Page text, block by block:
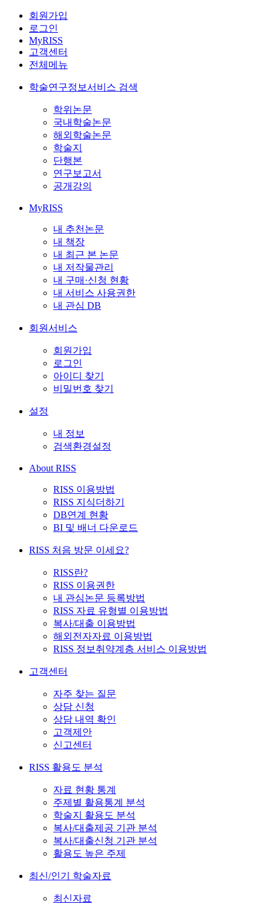
회원가입
로그인
MyRISS
고객센터
전체메뉴
학술연구정보서비스 검색
학위논문
국내학술논문
해외학술논문
학술지
단행본
연구보고서
공개강의
MyRISS
내 추천논문
내 책장
내 최근 본 논문
내 저작물관리
내 구매·신청 현황
내 서비스 사용권한
내 관심 DB
회원서비스
회원가입
로그인
아이디 찾기
비밀번호 찾기
설정
내 정보
검색환경설정
About RISS
RISS 이용방법
RISS 지식더하기
DB연계 현황
BI 및 배너 다운로드
RISS 처음 방문 이세요?
RISS란?
RISS 이용권한
내 관심논문 등록방법
RISS 자료 유형별 이용방법
복사/대출 이용방법
해외전자자료 이용방법
RISS 정보취약계층 서비스 이용방법
고객센터
자주 찾는 질문
상담 신청
상담 내역 확인
고객제안
신고센터
RISS 활용도 분석
자료 현황 통계
주제별 활용통계 분석
학술지 활용도 분석
복사/대출제공 기관 분석
복사/대출신청 기관 분석
활용도 높은 주제
최신/인기 학술자료
최신자료